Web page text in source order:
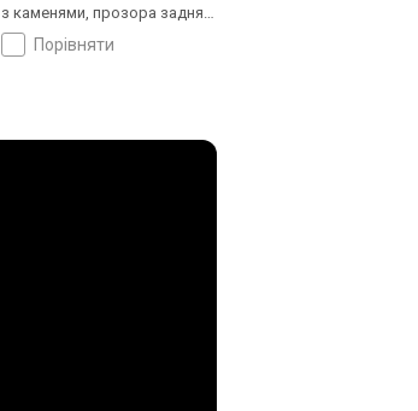
з каменями, прозора задня
кришка, ремінець: ремінець
шкіряний, WR 50, Швейцарія
порівняти